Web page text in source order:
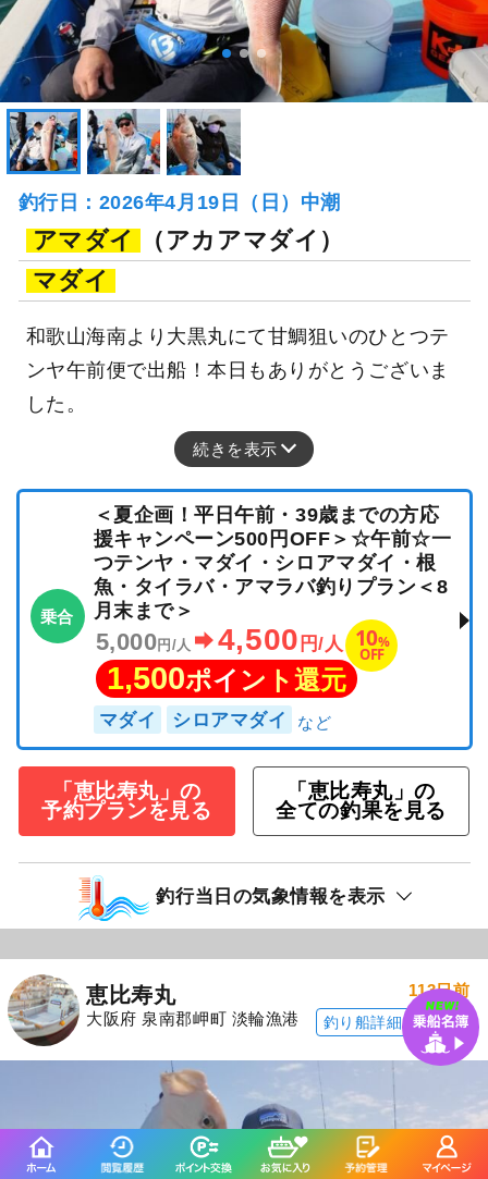
釣行日：2026年4月19日（日）中潮
アマダイ
（アカアマダイ）
マダイ
和歌山海南より大黒丸にて甘鯛狙いのひとつテ
ンヤ午前便で出船！本日もありがとうございま
した。
続きを表示
乗合
＜夏企画！平日午前・39歳までの方応
援キャンペーン500円OFF＞☆午前☆一
つテンヤ・マダイ・シロアマダイ・根
魚・タイラバ・アマラバ釣りプラン＜8
月末まで＞
5,000円/人 4,500 円/人 10%
OFF
1,500ポイント還元
マダイ シロアマダイ
「恵比寿丸」の
予約プランを見る
「恵比寿丸」の
全ての釣果を見る
釣行当日の気象情報を表示
恵比寿丸
大阪府 泉南郡岬町 淡輪漁港
113日前
釣り船詳細を見る